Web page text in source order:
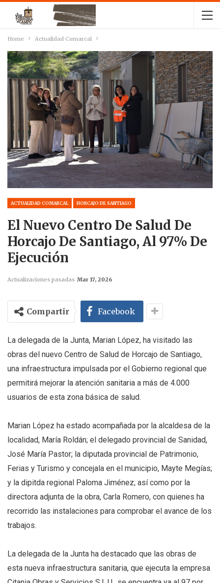
Home Actualidad Comarcal
ACTUALIDAD COMARCAL HORCAJO DE SANTIAGO
El Nuevo Centro De Salud De
Horcajo De Santiago, Al 97% De
Ejecución
Actualizaciones pasadas Mar 17, 2026
Compartir Facebook
La delegada de la Junta, Marian López, ha visitado las
obras del nuevo Centro de Salud de Horcajo de Santiago,
una infraestructura impulsada por el Gobierno regional que
permitirá mejorar la atención sanitaria a más de 4.000
usuarios de esta zona básica de salud.
Marian López ha estado acompañada por la alcaldesa de la
localidad, María Roldán; el delegado provincial de Sanidad,
José María Pastor; la diputada provincial de Patrimonio,
Ferias y Turismo y concejala en el municipio, Mayte Megías;
y la dipitda regional Paloma Jiménez; así como por la
directora adjunta de la obra, Carla Romero, con quienes ha
recorrido las instalaciones para comprobar el avance de los
trabajos.
La delegada de la Junta ha destacado que las obras de
esta nueva infraestructura sanitaria, que ejecuta la empresa